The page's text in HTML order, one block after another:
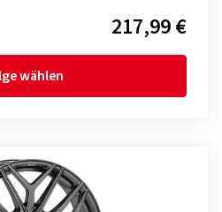
217,99 €
wählen